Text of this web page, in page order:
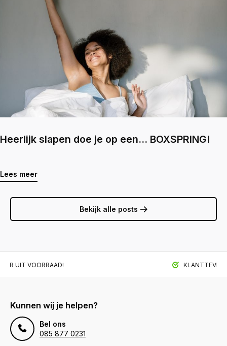
Heerlijk slapen doe je op een... BOXSPRING!
Lees meer
Bekijk alle posts
UIT VOORRAAD!
Kunnen wij je helpen?
Bel ons
085 877 0231